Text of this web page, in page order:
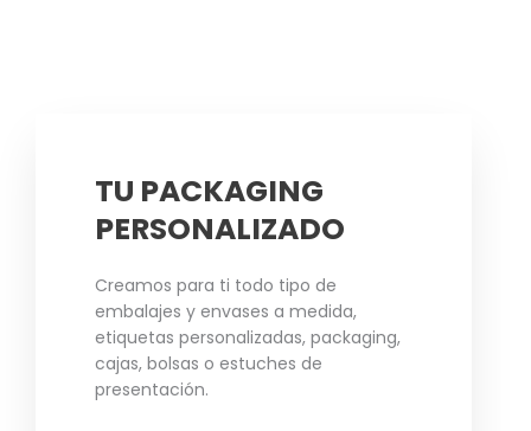
TU PACKAGING
PERSONALIZADO
Creamos para ti todo tipo de
embalajes y envases a medida,
etiquetas personalizadas, packaging,
cajas, bolsas o estuches de
presentación.